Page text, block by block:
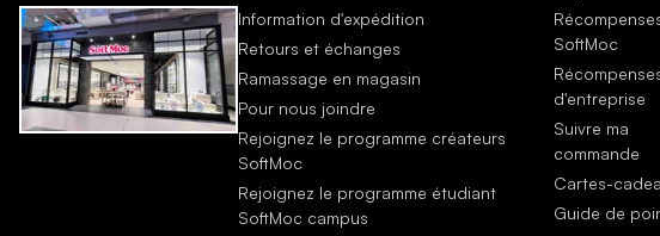
Information d'expédition
Retours et échanges
Ramassage en magasin
Pour nous joindre
Rejoignez le programme créateurs
SoftMoc
Rejoignez le programme étudiant
SoftMoc campus
SoftMoc
d'entreprise
Suivre ma
commande
Cartes-
Guide de